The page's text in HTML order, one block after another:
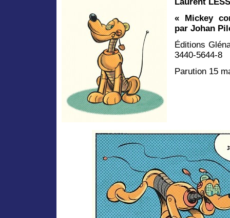
« Mickey
par Johan
Éditions
3440-5644-8
Parution 15